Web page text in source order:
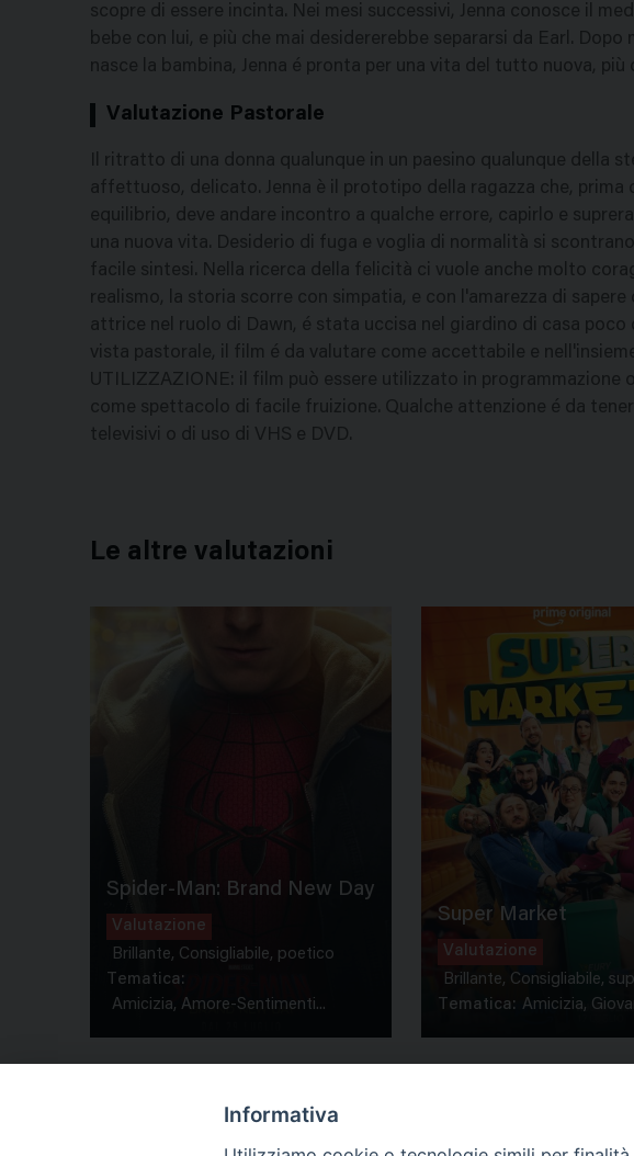
scopre di essere incinta. Nei mesi successivi, Jenna conosce il
bebe con lui, e più che mai desidererebbe separarsi da Earl.
nasce la bambina, Jenna é pronta per una vita del tutto nuova, più
Valutazione Pastorale
Il ritratto di una donna qualunque in un paesino qualunque della
affettuoso, delicato. Jenna è il prototipo della ragazza che, prima
equilibrio, deve andare incontro a qualche errore, capirlo e
una nuova vita. Desiderio di fuga e voglia di normalità si
facile sintesi. Nella ricerca della felicità ci vuole anche molto
realismo, la storia scorre con simpatia, e con l'amarezza di sapere
attrice nel ruolo di Dawn, é stata uccisa nel giardino di casa poco
vista pastorale, il film é da valutare come accettabile e
UTILIZZAZIONE: il film può essere utilizzato in programmazione
come spettacolo di facile fruizione. Qualche attenzione é da
televisivi o di uso di VHS e DVD.
Le altre valutazioni
Spider-Man: Brand New Day
Valutazione
Brillante, Consigliabile, poetico
Tematica:
Amicizia, Amore-Sentimenti...
Super Market
Valutazione
Brillante, Consigliabile,
Tematica: Amicizia,
Informativa